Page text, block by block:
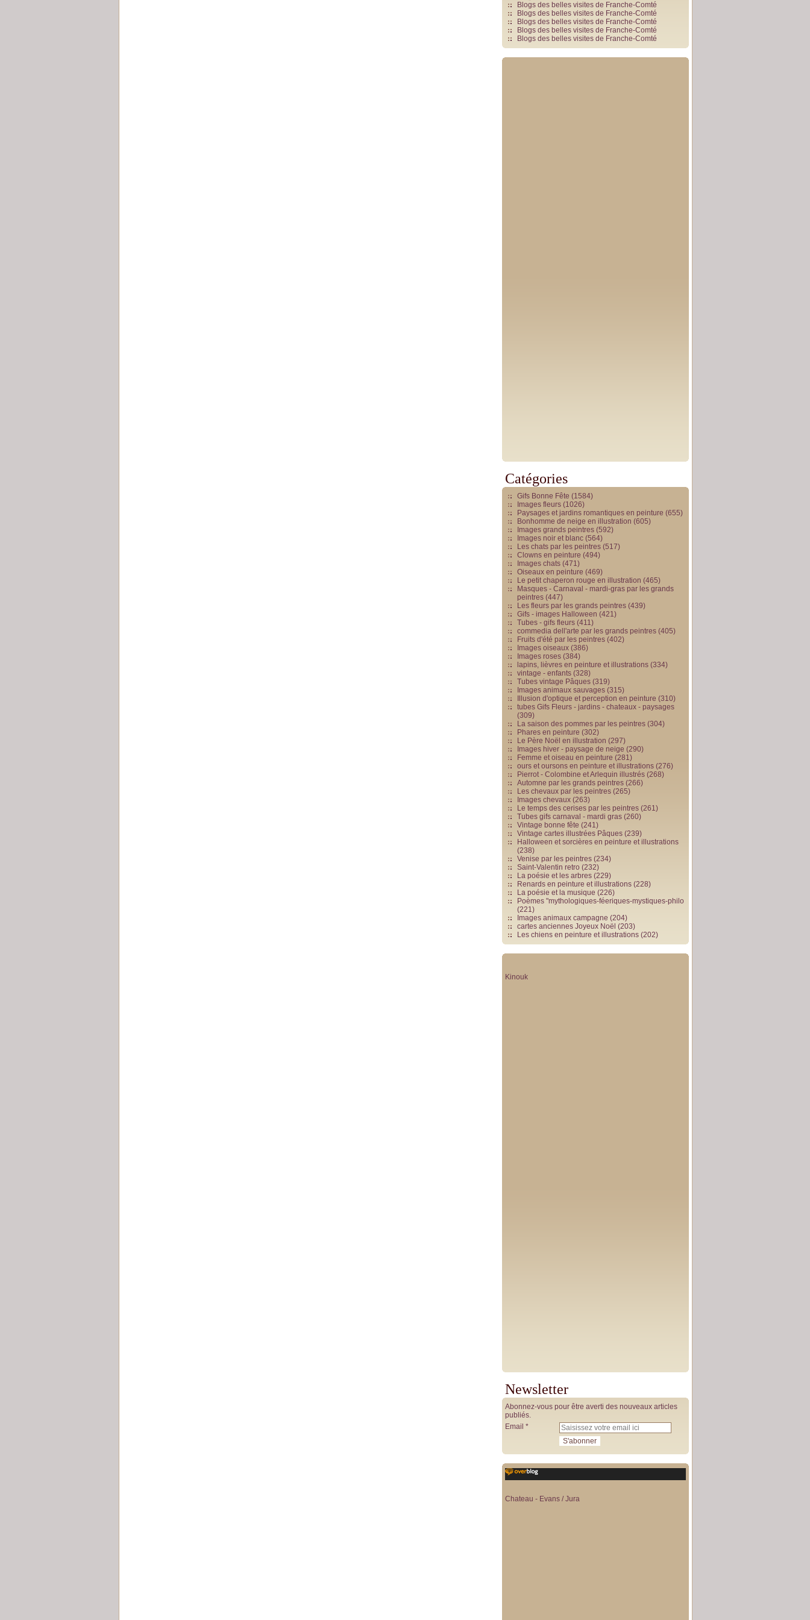
Blogs des belles visites de Franche-Comté
Blogs des belles visites de Franche-Comté
Blogs des belles visites de Franche-Comté
Blogs des belles visites de Franche-Comté
Blogs des belles visites de Franche-Comté
Catégories
Gifs Bonne Fête (1584)
Images fleurs (1026)
Paysages et jardins romantiques en peinture (655)
Bonhomme de neige en illustration (605)
Images grands peintres (592)
Images noir et blanc (564)
Les chats par les peintres (517)
Clowns en peinture (494)
Images chats (471)
Oiseaux en peinture (469)
Le petit chaperon rouge en illustration (465)
Masques - Carnaval - mardi-gras par les grands
peintres (447)
Les fleurs par les grands peintres (439)
Gifs - images Halloween (421)
Tubes - gifs fleurs (411)
commedia dell'arte par les grands peintres (405)
Fruits d'été par les peintres (402)
Images oiseaux (386)
Images roses (384)
lapins, lièvres en peinture et illustrations (334)
vintage - enfants (328)
Tubes vintage Pâques (319)
Images animaux sauvages (315)
Illusion d'optique et perception en peinture (310)
tubes Gifs Fleurs - jardins - chateaux - paysages
(309)
La saison des pommes par les peintres (304)
Phares en peinture (302)
Le Père Noël en illustration (297)
Images hiver - paysage de neige (290)
Femme et oiseau en peinture (281)
ours et oursons en peinture et illustrations (276)
Pierrot - Colombine et Arlequin illustrés (268)
Automne par les grands peintres (266)
Les chevaux par les peintres (265)
Images chevaux (263)
Le temps des cerises par les peintres (261)
Tubes gifs carnaval - mardi gras (260)
Vintage bonne fête (241)
Vintage cartes illustrées Pâques (239)
Halloween et sorcières en peinture et illustrations
(238)
Venise par les peintres (234)
Saint-Valentin retro (232)
La poésie et les arbres (229)
Renards en peinture et illustrations (228)
La poésie et la musique (226)
Poèmes "mythologiques-féeriques-mystiques-philo
(221)
Images animaux campagne (204)
cartes anciennes Joyeux Noël (203)
Les chiens en peinture et illustrations (202)
Kinouk
Newsletter
Abonnez-vous pour être averti des nouveaux articles
publiés.
Email
Chateau - Evans / Jura